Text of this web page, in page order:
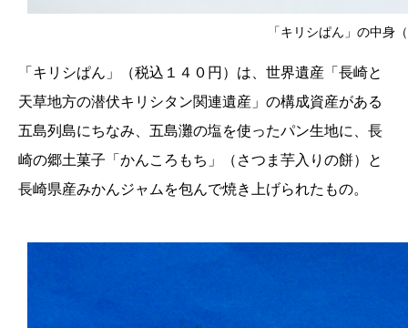
「キリシぱん」の中身
「キリシぱん」（税込１４０円）は、世界遺産「長崎と
天草地方の潜伏キリシタン関連遺産」の構成資産がある
五島列島にちなみ、五島灘の塩を使ったパン生地に、長
崎の郷土菓子「かんころもち」（さつま芋入りの餅）と
長崎県産みかんジャムを包んで焼き上げられたもの。